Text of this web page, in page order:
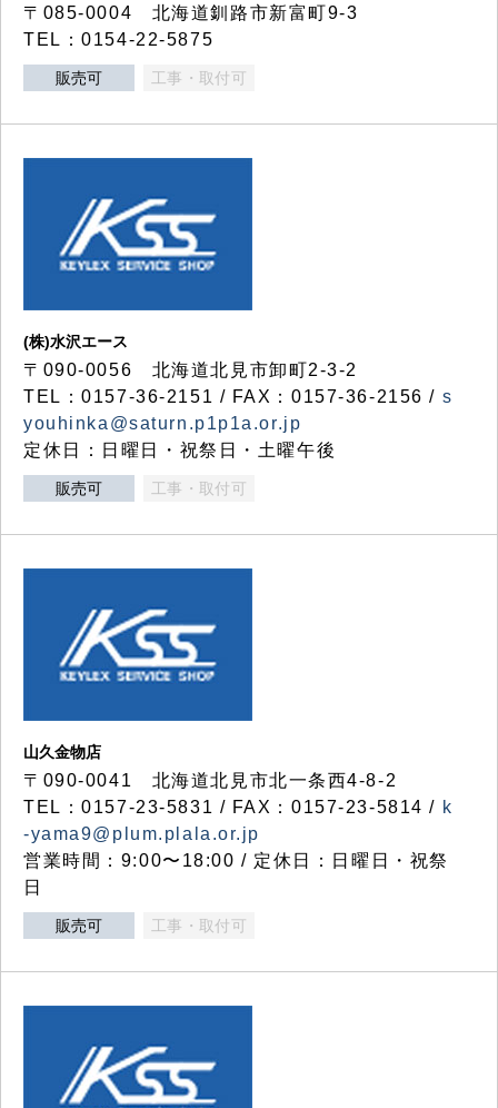
〒085-0004 北海道釧路市新富町9-3
TEL：0154-22-5875
販売可 工事・取付可
(株)水沢エース
〒090-0056 北海道北見市卸町2-3-2
TEL：0157-36-2151 / FAX：0157-36-2156 / s
youhinka@saturn.p1p1a.or.jp
定休日：日曜日・祝祭日・土曜午後
販売可 工事・取付可
山久金物店
〒090-0041 北海道北見市北一条西4-8-2
TEL：0157-23-5831 / FAX：0157-23-5814 / k
-yama9@plum.plala.or.jp
営業時間：9:00〜18:00 / 定休日：日曜日・祝祭
日
販売可 工事・取付可